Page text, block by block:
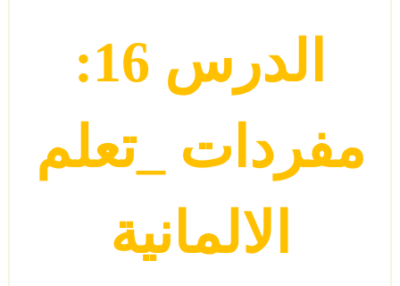
الدرس 16
:
مفردات _تعلم
الالمانية